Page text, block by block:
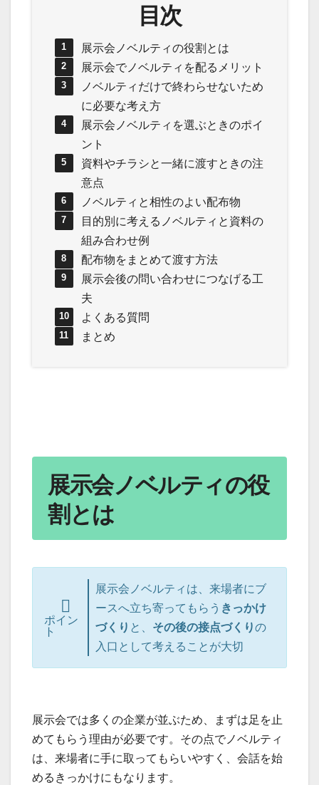
目次
展示会ノベルティの役割とは
展示会でノベルティを配るメリット
ノベルティだけで終わらせないため
に必要な考え方
展示会ノベルティを選ぶときのポイ
ント
資料やチラシと一緒に渡すときの注
意点
ノベルティと相性のよい配布物
目的別に考えるノベルティと資料の
組み合わせ例
配布物をまとめて渡す方法
展示会後の問い合わせにつなげる工
夫
よくある質問
まとめ
展示会ノベルティの役
割とは
ポイン
ト
展示会ノベルティは、来場者にブ
ースへ立ち寄ってもらう きっかけ
づくり と、 その後の接点づくりの
入口として考えることが大切
展示会では多くの企業が並ぶため、まずは足を止
めてもらう理由が必要です。その点でノベルティ
は、来場者に手に取ってもらいやすく、会話を始
めるきっかけにもなります。